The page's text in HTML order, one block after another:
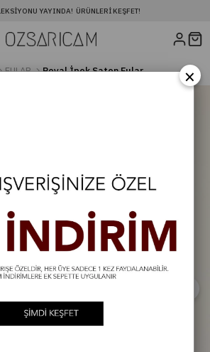
YAYINDA! ÜRÜNLERI KEŞFET!
FULAR Royal İpek Saten Fular ×